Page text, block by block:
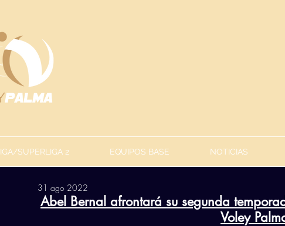
SUPERLIGA 2 EQUIPOS BASE NOTICIAS
31 ago 2022
Abel Bernal afrontará su segunda
Voley